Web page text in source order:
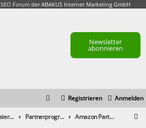
SEO Forumder ABAKUS Internet Marketing GmbH
Newsletter
abonnieren
Anmelden
Registrieren
Monetarisierung & Controlling Partnerprogramme und Partnernetzwerke Amazon PartnerNet - Programm geschlossen